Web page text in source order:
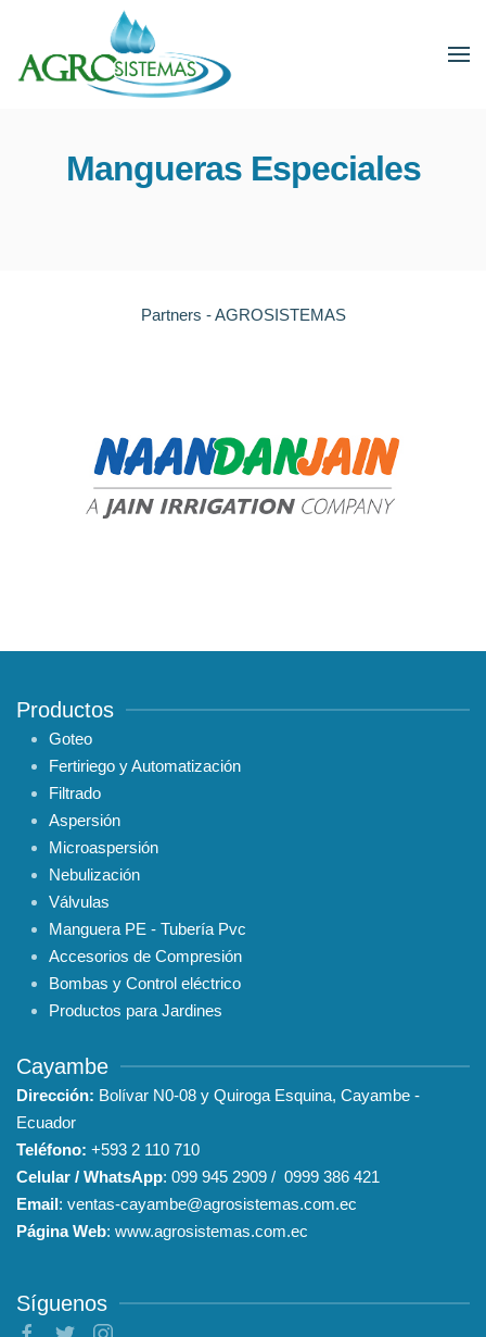
Mangueras Especiales
Partners - AGROSISTEMAS
Productos
Goteo
Fertiriego y Automatización
Filtrado
Aspersión
Microaspersión
Nebulización
Válvulas
Manguera PE - Tubería Pvc
Accesorios de Compresión
Bombas y Control eléctrico
Productos para Jardines
Cayambe
Dirección: Bolívar N0-08 y Quiroga Esquina, Cayambe -
Ecuador
Teléfono: +593 2 110 710
Celular / WhatsApp: 099 945 2909 / 0999 386 421
Email: ventas-cayambe@agrosistemas.com.ec
Página Web: www.agrosistemas.com.ec
Síguenos